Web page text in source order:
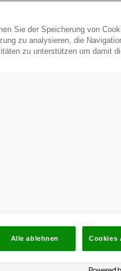
ausgelöst
Hormone aus
die Wirkung des
kommt es, wenn Ihr
zu produzieren und
zu
Sie der Speicherung von
zu analysieren, die
zu unterstützen um damit
Alle ablehnen Cookies